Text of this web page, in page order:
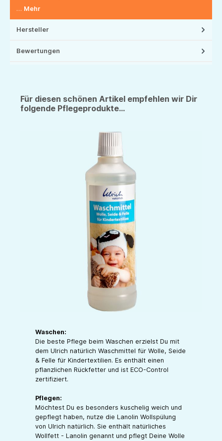
… Mehr
Hersteller
Bewertungen
Für diesen schönen Artikel empfehlen wir Dir
folgende Pflegeprodukte...
Waschen:
Die beste Pflege beim Waschen erzielst Du mit
dem Ulrich natürlich Waschmittel für Wolle, Seide
& Felle für Kindertextilien. Es enthält einen
pflanzlichen Rückfetter und ist ECO-Control
zertifiziert.
Pflegen:
Möchtest Du es besonders kuschelig weich und
gepflegt haben, nutze die Lanolin Wollspülung
von Ulrich natürlich. Sie enthält natürliches
Wollfett - Lanolin genannt und pflegt Deine Wolle